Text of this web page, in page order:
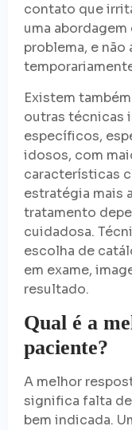
contato que
uma
problema, e não
Existem também
outras técnicas
específicos,
idosos, com
características
estratégia mais
tratamento
cuidadosa.
escolha de
em exame,
resultado.
Qual é a
paciente?
A melhor
significa falta
bem indicada.